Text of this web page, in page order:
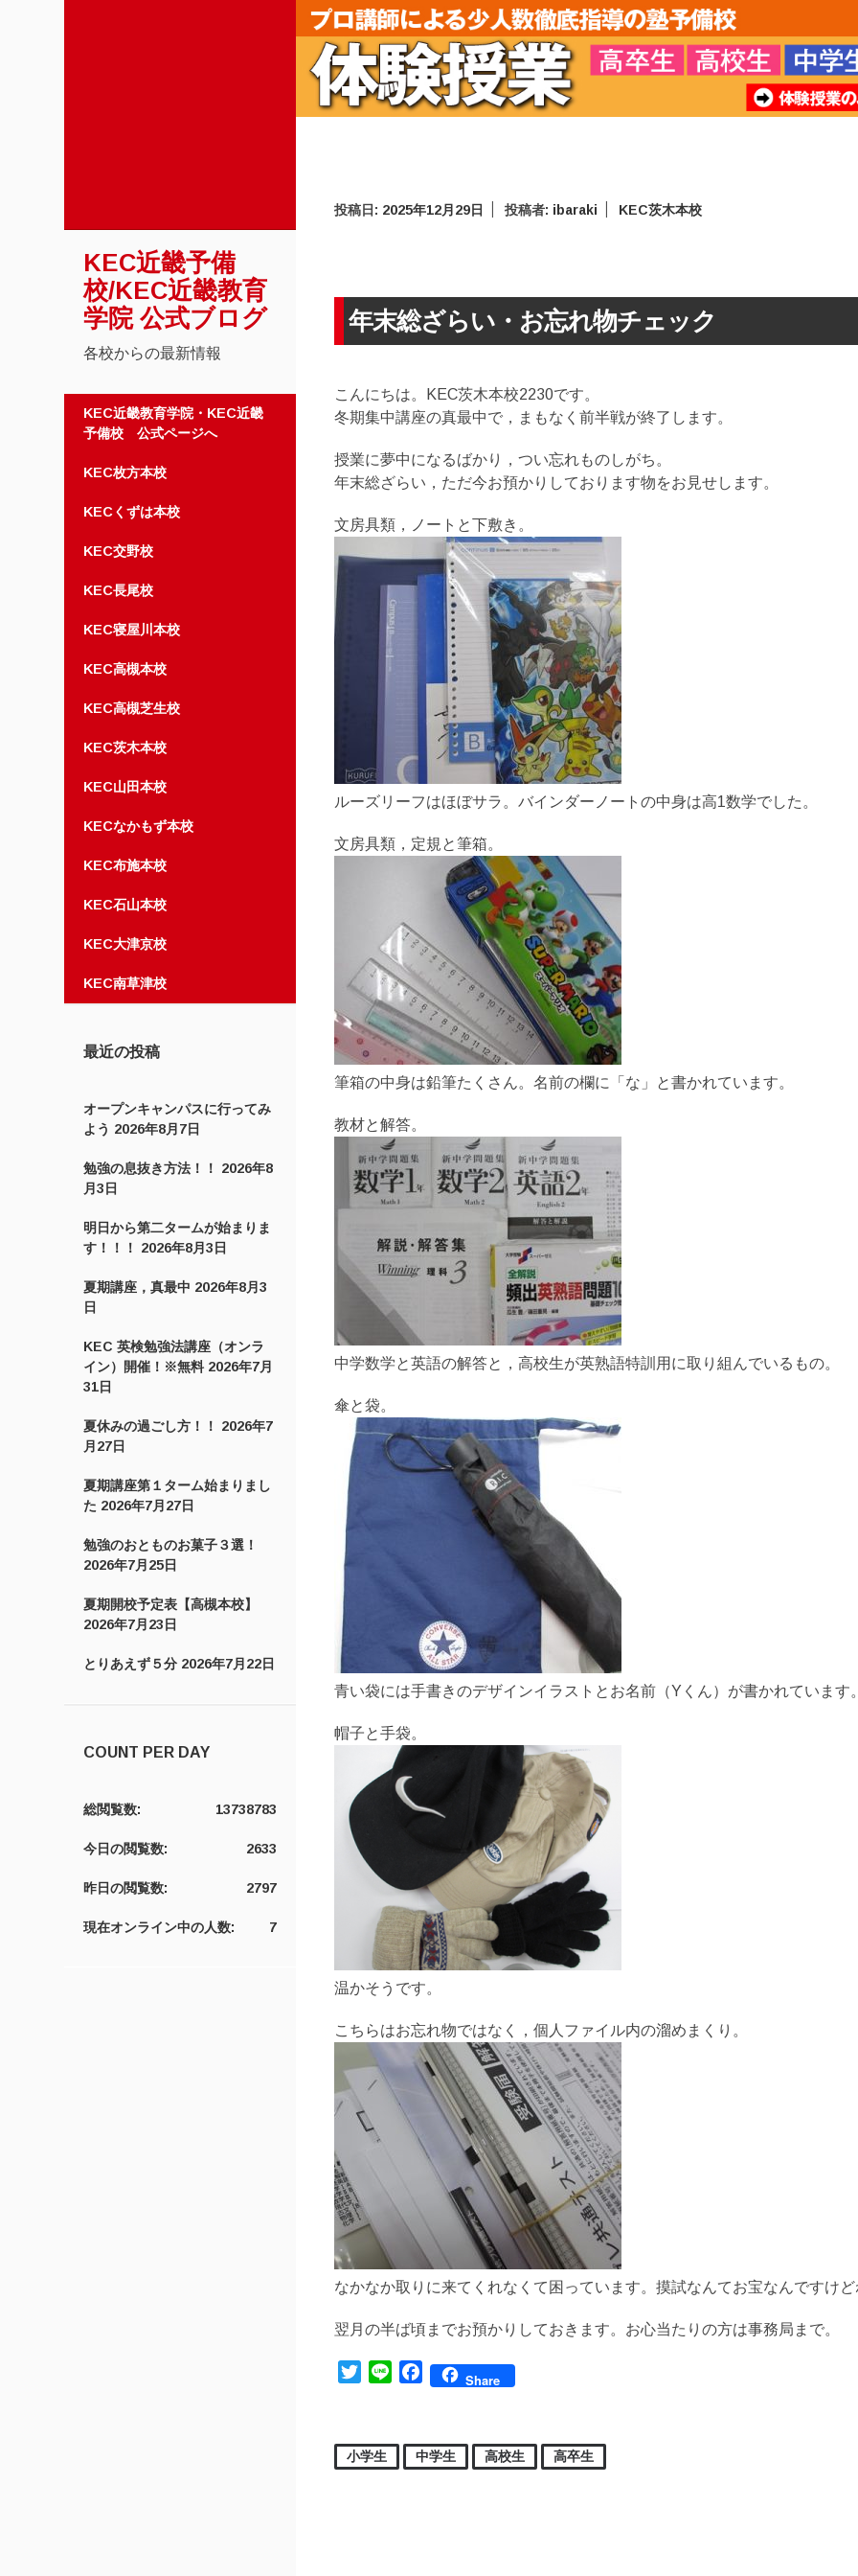
KEC近畿予備
校/KEC近畿教育
学院 公式ブログ
各校からの最新情報
コンテンツへスキップ
KEC近畿教育学院・KEC近畿
予備校 公式ページへ
KEC枚方本校
KECくずは本校
KEC交野校
KEC長尾校
KEC寝屋川本校
KEC高槻本校
KEC高槻芝生校
KEC茨木本校
KEC山田本校
KECなかもず本校
KEC布施本校
KEC石山本校
KEC大津京校
KEC南草津校
最近の投稿
オープンキャンパスに行ってみ
よう 2026年8月7日
勉強の息抜き方法！！
2026年8
月3日
明日から第二タームが始まりま
す！！！
2026年8月3日
夏期講座，真最中 2026年8月3
日
KEC 英検勉強法講座（オンラ
イン）開催！※無料 2026年7月
31日
夏休みの過ごし方！！
2026年7
月27日
夏期講座第１ターム始まりまし
た 2026年7月27日
勉強のおとものお菓子３選！
2026年7月25日
夏期開校予定表【高槻本校】
2026年7月23日
とりあえず５分 2026年7月22日
COUNT PER DAY
13738783
総閲覧数:
2633
今日の閲覧数:
2797
昨日の閲覧数:
7
現在オンライン中の人数:
投稿日: 2025年12月29日 投稿者: ibaraki KEC茨木本校
年末総ざらい・お忘れ物チェック
こんにちは。KEC茨木本校2230です。
冬期集中講座の真最中で，まもなく前半戦が終了します。
授業に夢中になるばかり，つい忘れものしがち。
年末総ざらい，ただ今お預かりしております物をお見せします。
文房具類，ノートと下敷き。
ルーズリーフはほぼサラ。バインダーノートの中身は高1数学でした。
文房具類，定規と筆箱。
筆箱の中身は鉛筆たくさん。名前の欄に「な」と書かれています。
教材と解答。
中学数学と英語の解答と，高校生が英熟語特訓用に取り組んでいるもの。
傘と袋。
青い袋には手書きのデザインイラストとお名前（Yくん）が書かれています
帽子と手袋。
温かそうです。
こちらはお忘れ物ではなく，個人ファイル内の溜めまくり。
なかなか取りに来てくれなくて困っています。摸試なんてお宝なんですけ
翌月の半ば頃までお預かりしておきます。お心当たりの方は事務局まで。
TwitterLine FacebookShare
小学生 中学生 高校生 高卒生